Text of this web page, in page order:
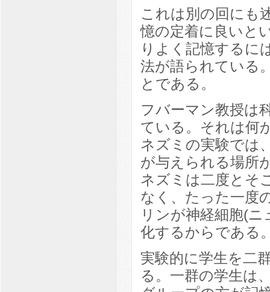
これは別の回にも
憶の定着に良いと
りよく記憶するに
法が語られている
とである。
フバーマン教授は
ている。それは何
ネズミの実験では
が与えられる場所
ネズミは二度とそ
なく、たった一度
リンが神経細胞(
化するからである
実験的に学生を二
る。一群の学生は